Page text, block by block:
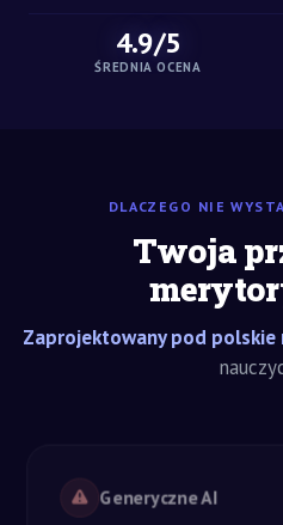
4.9/5
ŚREDNIA OCENA
DLACZEGO NIE
Twoja
Zaprojektowany pod polskie
Generyczne AI